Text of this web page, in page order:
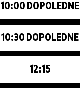
10:00 DOPOLEDNE
10:30 DOPOLEDNE
12:15